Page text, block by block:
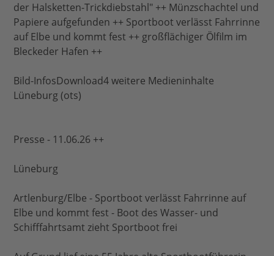
der Halsketten-Trickdiebstahl" ++ Münzschachtel und
Papiere aufgefunden ++ Sportboot verlässt Fahrrinne
auf Elbe und kommt fest ++ großflächiger Ölfilm im
Bleckeder Hafen ++
Bild-InfosDownload4 weitere Medieninhalte
Lüneburg (ots)
Presse - 11.06.26 ++
Lüneburg
Artlenburg/Elbe - Sportboot verlässt Fahrrinne auf
Elbe und kommt fest - Boot des Wasser- und
Schifffahrtsamt zieht Sportboot frei